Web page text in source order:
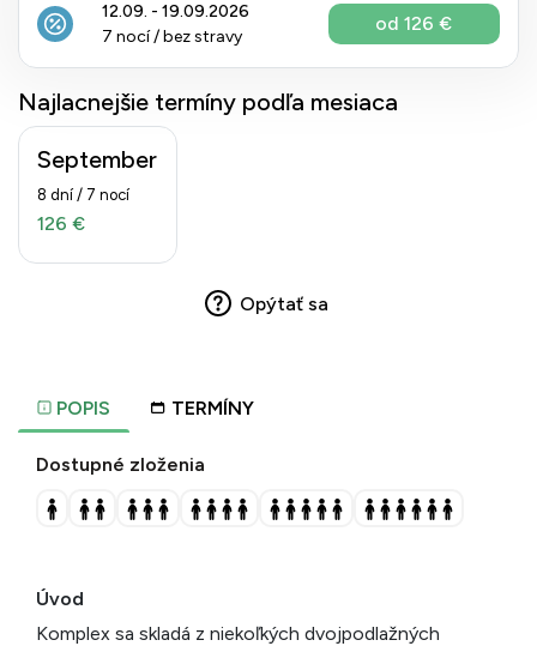
POPIS TERMÍNY
Dostupné zloženia
Úvod
Komplex sa skladá z niekoľkých dvojpodlažných
12.09. - 19.09.2026
7 nocí / bez stravy
od 126 €
Najlacnejšie termíny podľa mesiaca
September
8 dní / 7 nocí
126 €
Opýtať sa